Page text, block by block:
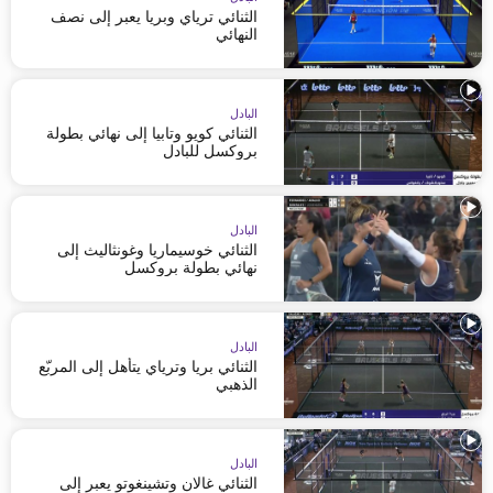
الثنائي ترياي وبريا يعبر إلى نصف
النهائي
البادل
الثنائي كويو وتابيا إلى نهائي بطولة
بروكسل للبادل
البادل
الثنائي خوسيماريا وغونثاليث إلى
نهائي بطولة بروكسل
البادل
الثنائي بريا وترياي يتأهل إلى المربّع
الذهبي
البادل
الثنائي غالان وتشينغوتو يعبر إلى